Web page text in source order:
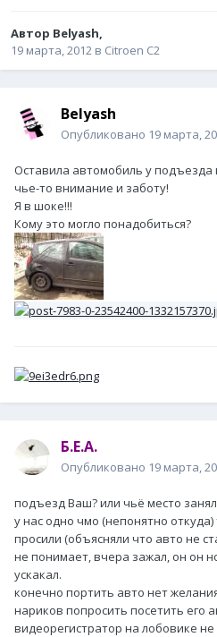
Автор Belyash,
19 марта, 2012 в Citroen C2
Belyash
Опубликовано 19 марта,
Оставила автомобиль у подъезда
чье-то внимание и заботу!
Я в шоке!!!
Кому это могло понадобиться?
Б.Е.А.
Опубликовано 19 марта,
подъезд Ваш? или чьё место
у нас одно чмо (непонятно
просили (объясняли что авто не
не понимает, вчера зажал, он он
ускакал.
конечно портить авто нет
нариков попросить посетить его
видеорегистратор на лобовике не